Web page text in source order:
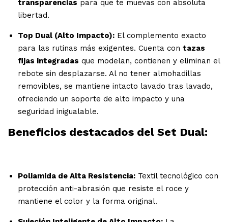
transparencias para que te muevas con absoluta
libertad.
Top Dual (Alto Impacto): El complemento exacto
para las rutinas más exigentes. Cuenta con tazas
fijas integradas que modelan, contienen y eliminan el
rebote sin desplazarse. Al no tener almohadillas
removibles, se mantiene intacto lavado tras lavado,
ofreciendo un soporte de alto impacto y una
seguridad inigualable.
Beneficios destacados del Set Dual:
Poliamida de Alta Resistencia: Textil tecnológico con
protección anti-abrasión que resiste el roce y
mantiene el color y la forma original.